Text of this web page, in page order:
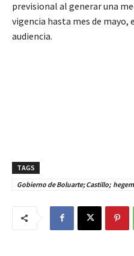
previsional al generar una
vigencia hasta mes de mayo,
audiencia.
TAGS
Gobierno de Boluarte; Castillo;